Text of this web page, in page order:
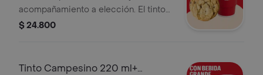
acompañamiento a elección. El tinto
contiene panela, canela y clavos.
$ 24.800
Tinto Campesino 220 ml+